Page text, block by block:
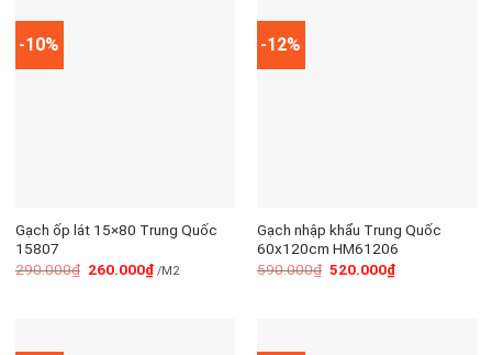
-10%
Gạch ốp lát 15×80 Trung Quốc
15807
290.000₫ 260.000₫/M2
-12%
Gạch nhập khẩu Trung Quốc
60x120cm HM61206
590.000₫ 520.000₫